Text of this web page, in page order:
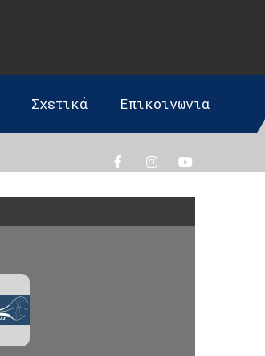
Σχετικά Επικοινωνια